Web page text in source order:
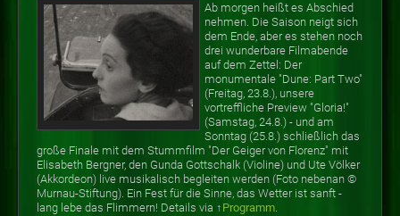
Ab morgen heißt es Abschied
nehmen. Die Saison neigt sich
dem Ende, aber es stehen noch
drei wunderbare Filmabende
auf dem Zettel: Der
monumentale "Dune: Part Two"
(Freitag, 23.8.), unsere
vortreffliche Preview "Gloria!"
(Samstag, 24.8.) - und am
Sonntag (25.8.) schließlich das
große Finale mit dem Stummfilm "Der Geiger von Florenz" mit
Elisabeth Bergner, den Gunda Gottschalk (Violine) und Ute Völker
(Akkordeon) live musikalisch begleiten werden (Foto nebenan ©
Murnau-Stiftung). Ein Fest für die Sinne, das Wetter ist sanft -
lang lebe das Flimmern! Details via ↑ Programm.